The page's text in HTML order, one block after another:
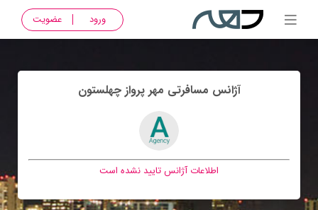
ورود عضویت
آژانس مسافرتی مهر پرواز چهلستون
اطلاعات آژانس تایید نشده است